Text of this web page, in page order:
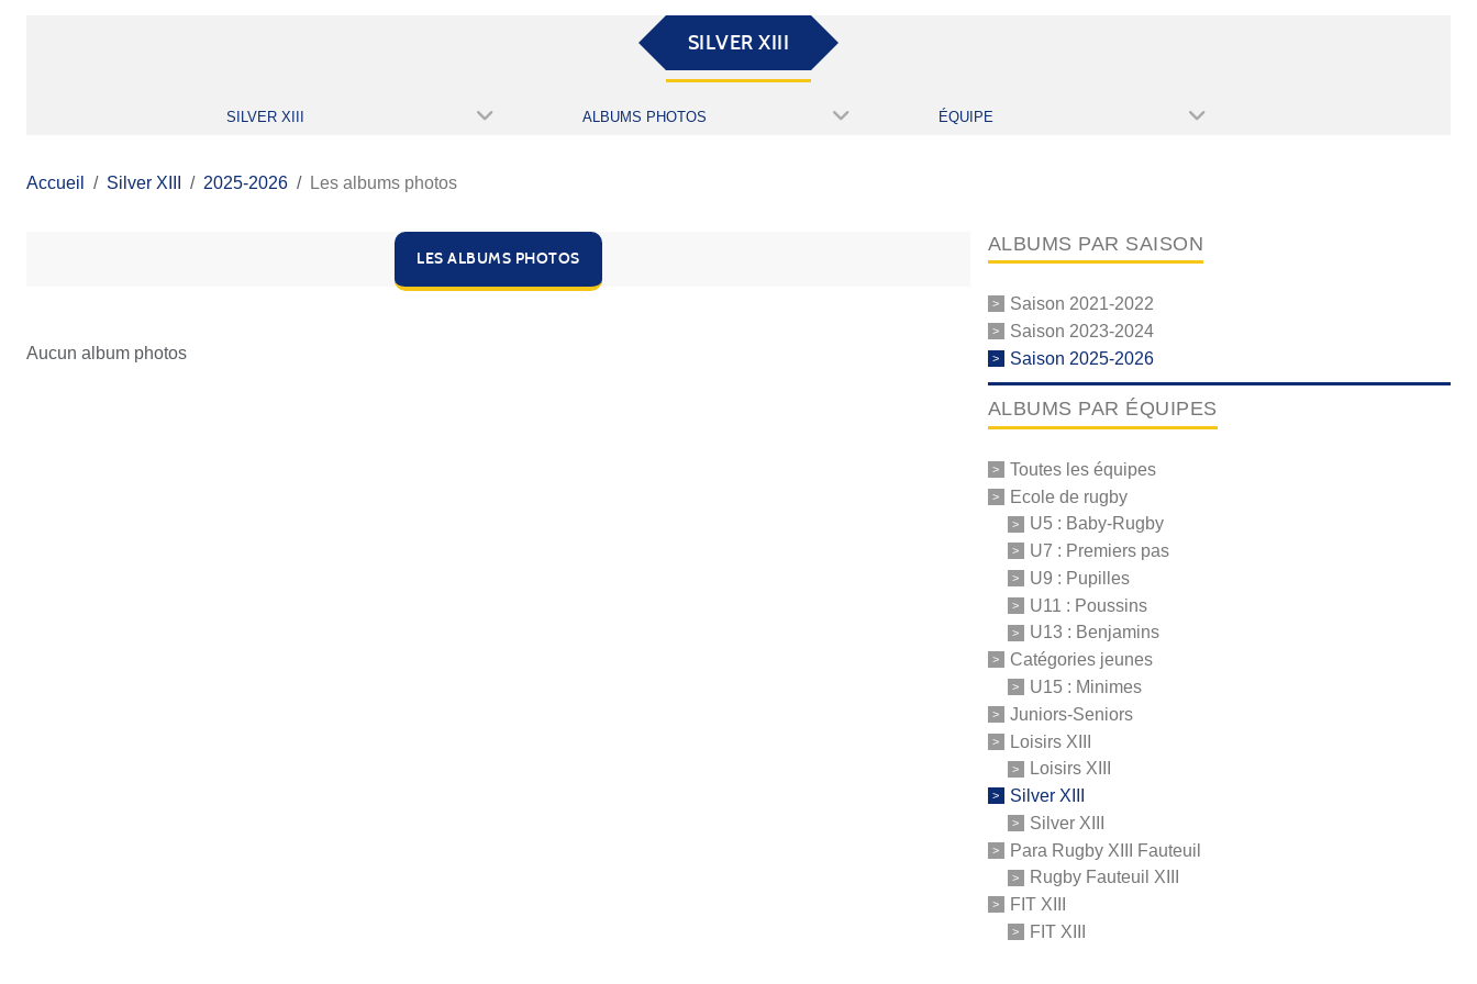
SILVER XIII
SILVER XIII ALBUMS PHOTOS ÉQUIPE
Accueil Silver XIII 2025-2026 Les albums photos
LES ALBUMS PHOTOS
Aucun album photos
ALBUMS PAR SAISON
Saison 2021-2022
Saison 2023-2024
Saison 2025-2026
ALBUMS PAR ÉQUIPES
Toutes les équipes
Ecole de rugby
U5 : Baby-Rugby
U7 : Premiers pas
U9 : Pupilles
U11 : Poussins
U13 : Benjamins
Catégories jeunes
U15 : Minimes
Juniors-Seniors
Loisirs XIII
Loisirs XIII
Silver XIII
Silver XIII
Para Rugby XIII Fauteuil
Rugby Fauteuil XIII
FIT XIII
FIT XIII